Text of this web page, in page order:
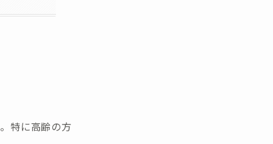
特に高齢の方